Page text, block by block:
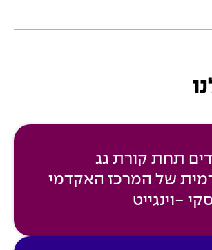
תחת קורת גג
של המרכז האקדמי
-וינגייט